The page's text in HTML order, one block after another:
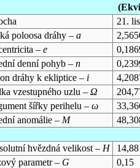
21.
poloosa dráhy –a
–e
denní pohyb –n
dráhy k ekliptice – i
vzestupného uzlu –Ω
šířky perihelu –ω
anomálie – M
hvězdná velikost – H
parametr – G
0,15